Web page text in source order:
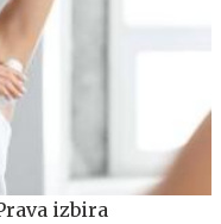
izbira